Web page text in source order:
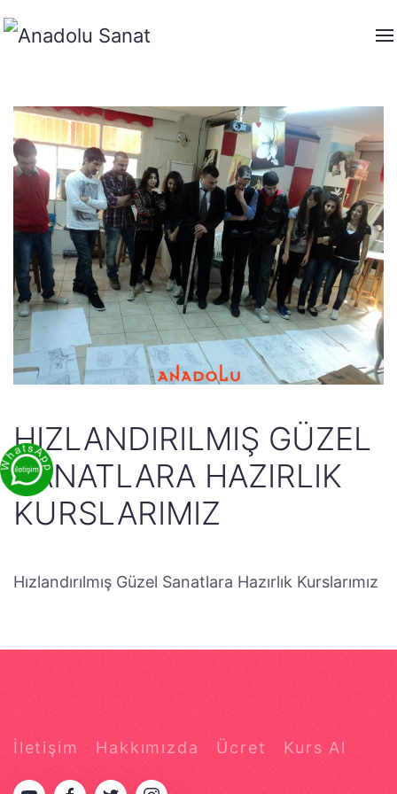
HIZLANDIRILMIŞ GÜZEL
SANATLARA HAZIRLIK
KURSLARIMIZ
Hızlandırılmış Güzel Sanatlara Hazırlık Kurslarımız
İletişim Hakkımızda Ücret Kurs Al